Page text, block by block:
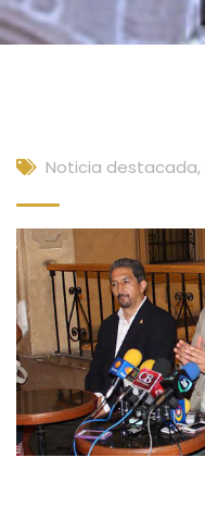
Noticia destacada,